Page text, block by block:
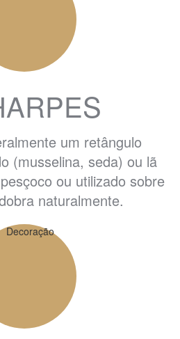
um retângulo
(musselina, seda) ou lã
ou utilizado sobre
naturalmente.